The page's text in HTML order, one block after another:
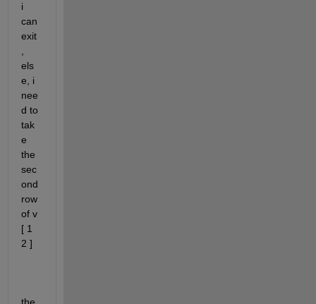
i
can
exit
els
e, i
nee
d to
tak
e
the
sec
ond
row
of v
[ 1
2 ]